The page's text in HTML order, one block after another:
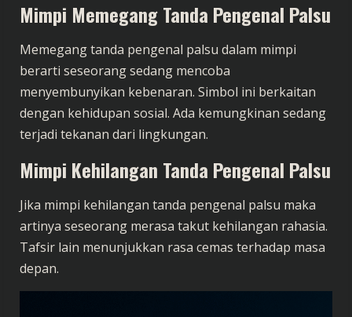
Mimpi Memegang Tanda Pengenal Palsu
Memegang tanda pengenal palsu dalam mimpi
berarti seseorang sedang mencoba
menyembunyikan kebenaran. Simbol ini berkaitan
dengan kehidupan sosial. Ada kemungkinan sedang
terjadi tekanan dari lingkungan.
Mimpi Kehilangan Tanda Pengenal Palsu
Jika mimpi kehilangan tanda pengenal palsu maka
artinya seseorang merasa takut kehilangan rahasia.
Tafsir lain menunjukkan rasa cemas terhadap masa
depan.